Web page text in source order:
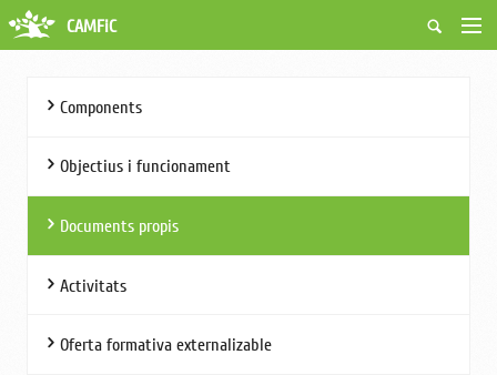
Fes-te soci
Borsa de treball
Ciutadans
Biblioteca
Grups i Vocalies
CAMFiC
Components
Objectius i funcionament
Documents propis
Activitats
Oferta formativa externalizable